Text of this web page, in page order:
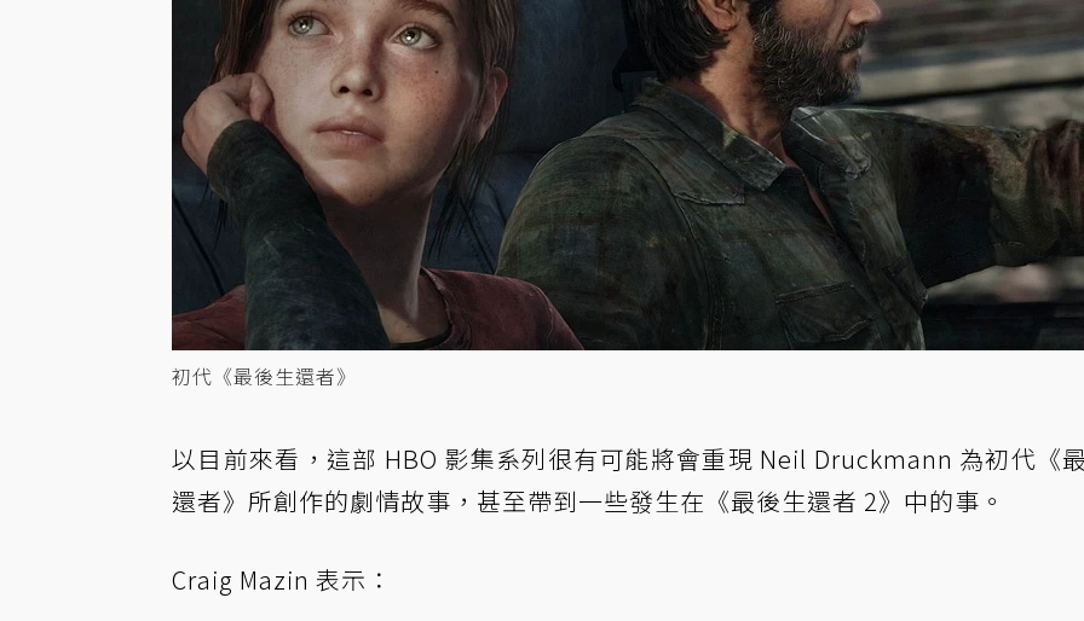
初代《最後生還者》
以目前來看，這部 HBO 影集系列很有可能將會重現 Neil Druckmann 為初代《
還者》所創作的劇情故事，甚至帶到一些發生在《最後生還者 2》中的事。
Craig Mazin 表示：